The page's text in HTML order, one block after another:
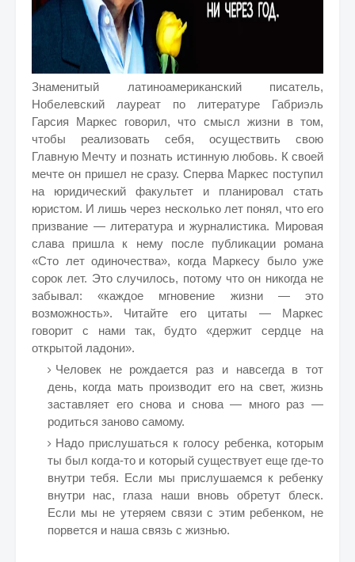
Знаменитый латиноамериканский писатель,
Нобелевский лауреат по литературе Габриэль
Гарсия Маркес говорил, что смысл жизни в том,
чтобы реализовать себя, осуществить свою
Главную Мечту и познать истинную любовь. К своей
мечте он пришел не сразу. Сперва Маркес поступил
на юридический факультет и планировал стать
юристом. И лишь через несколько лет понял, что его
призвание — литература и журналистика. Мировая
слава пришла к нему после публикации романа
«Сто лет одиночества», когда Маркесу было уже
сорок лет. Это случилось, потому что он никогда не
забывал: «каждое мгновение жизни — это
возможность». Читайте его цитаты — Маркес
говорит с нами так, будто «держит сердце на
открытой ладони».
Человек не рождается раз и навсегда в тот
день, когда мать производит его на свет, жизнь
заставляет его снова и снова — много раз —
родиться заново самому.
Надо прислушаться к голосу ребенка, которым
ты был когда-то и который существует еще где-то
внутри тебя. Если мы прислушаемся к ребенку
внутри нас, глаза наши вновь обретут блеск.
Если мы не утеряем связи с этим ребенком, не
порвется и наша связь с жизнью.